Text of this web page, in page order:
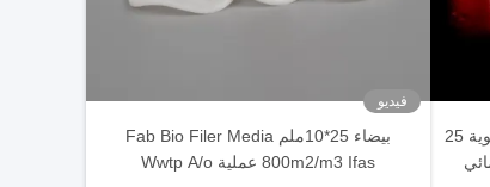
القالب النشط MBBR مرشح الكتلة الحيوية 25
فيديو
بيضاء 25*10ملم Fab Bio Filer Media
800m2/m3 Ifas عملية Wwtp A/o